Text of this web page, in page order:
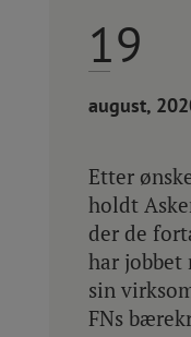
19
august,
Etter
holdt
der de
har jobbet
sin
FNs